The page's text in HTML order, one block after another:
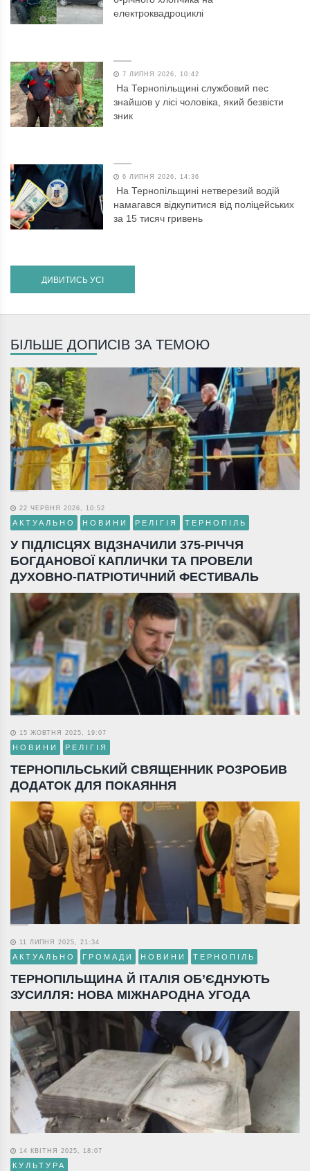
електроквадроциклі
7 ЛИПНЯ 2026, 10:42
На Тернопільщині службовий пес
знайшов у лісі чоловіка, який безвісти
зник
6 ЛИПНЯ 2026, 14:36
На Тернопільщині нетверезий водій
намагався відкупитися від поліцейських
за 15 тисяч гривень
ДИВИТИСЬ УСІ
БІЛЬШЕ ДОПИСІВ ЗА ТЕМОЮ
22 ЧЕРВНЯ 2026, 10:52
АКТУАЛЬНО НОВИНИ РЕЛІГІЯ ТЕРНОПІЛЬ
У ПІДЛІСЦЯХ ВІДЗНАЧИЛИ 375-РІЧЧЯ
БОГДАНОВОЇ КАПЛИЧКИ ТА ПРОВЕЛИ
ДУХОВНО-ПАТРІОТИЧНИЙ ФЕСТИВАЛЬ
15 ЖОВТНЯ 2025, 19:07
НОВИНИ РЕЛІГІЯ
ТЕРНОПІЛЬСЬКИЙ СВЯЩЕННИК РОЗРОБИВ
ДОДАТОК ДЛЯ ПОКАЯННЯ
11 ЛИПНЯ 2025, 21:34
АКТУАЛЬНО ГРОМАДИ НОВИНИ ТЕРНОПІЛЬ
ТЕРНОПІЛЬЩИНА Й ІТАЛІЯ ОБ’ЄДНУЮТЬ
ЗУСИЛЛЯ: НОВА МІЖНАРОДНА УГОДА
14 КВІТНЯ 2025, 18:07
КУЛЬТУРА